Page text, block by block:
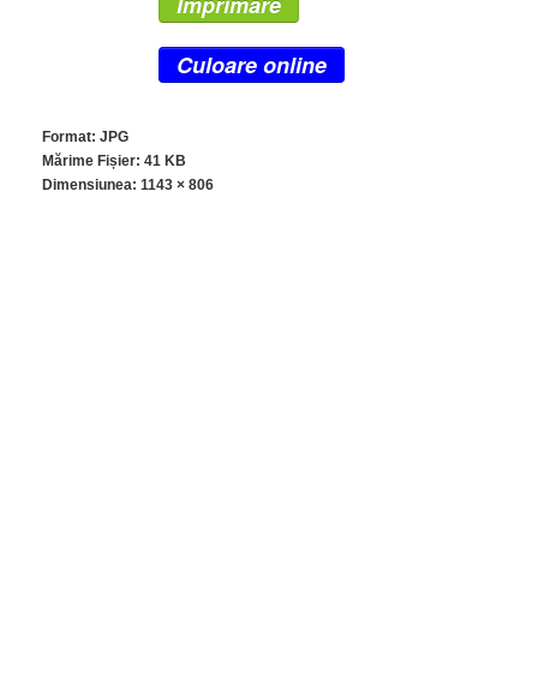
Culoare online
Format: JPG
Mărime Fișier: 41 KB
Dimensiunea: 1143 × 806